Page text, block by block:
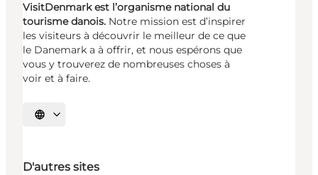
VisitDenmark est l’organisme national du
tourisme danois. Notre mission est d’inspirer
les visiteurs à découvrir le meilleur de ce que
le Danemark a à offrir, et nous espérons que
vous y trouverez de nombreuses choses à
voir et à faire.
Choisissez la langue
D'autres sites